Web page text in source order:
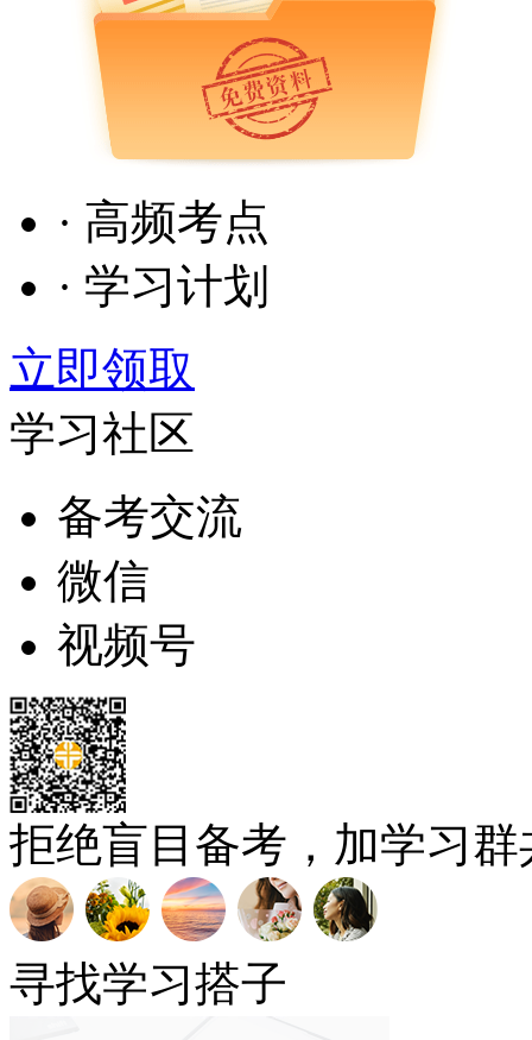
· 高频考点
· 学习计划
立即领取
学习社区
备考交流
微信
视频号
拒绝盲目备考，加学习
寻找学习搭子